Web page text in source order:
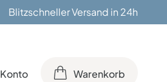
Blitzschneller Versand in 24h
Konto Warenkorb